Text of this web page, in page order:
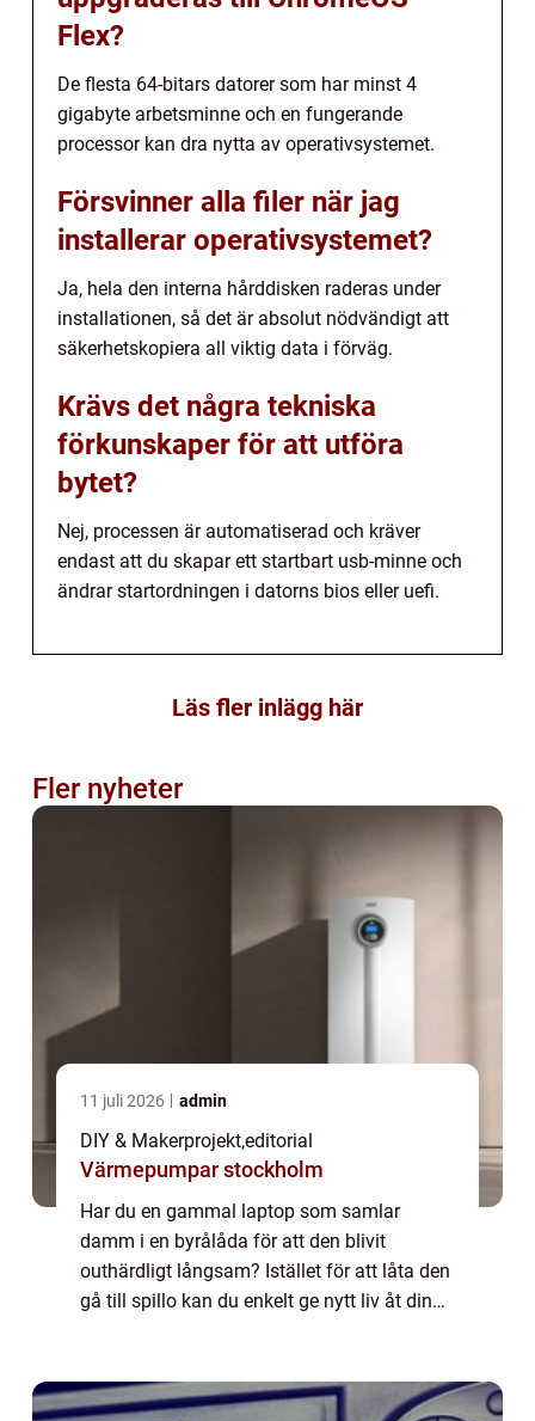
Flex?
De flesta 64-bitars datorer som har minst 4
gigabyte arbetsminne och en fungerande
processor kan dra nytta av operativsystemet.
Försvinner alla filer när jag
installerar operativsystemet?
Ja, hela den interna hårddisken raderas under
installationen, så det är absolut nödvändigt att
säkerhetskopiera all viktig data i förväg.
Krävs det några tekniska
förkunskaper för att utföra
bytet?
Nej, processen är automatiserad och kräver
endast att du skapar ett startbart usb-minne och
ändrar startordningen i datorns bios eller uefi.
Läs fler inlägg här
Fler nyheter
11 juli 2026 admin
DIY & Makerprojekt,editorial
Värmepumpar stockholm
Har du en gammal laptop som samlar
damm i en byrålåda för att den blivit
outhärdligt långsam? Istället för att låta den
gå till spillo kan du enkelt ge nytt liv åt din